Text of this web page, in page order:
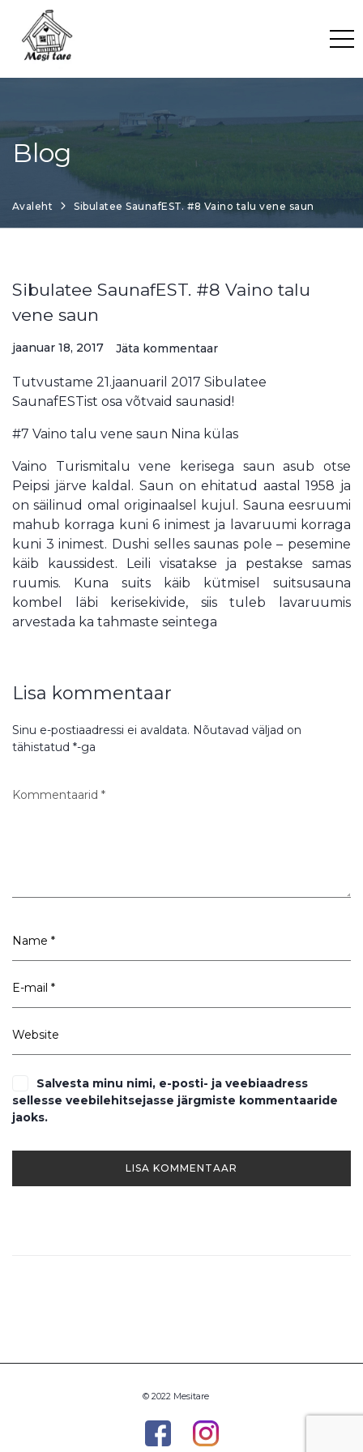
content
Blog
Avaleht Sibulatee SaunafEST. #8 Vaino talu vene saun
Sibulatee SaunafEST. #8 Vaino talu
vene saun
jaanuar 18, 2017 Jäta kommentaar
Tutvustame 21.jaanuaril 2017 Sibulatee
SaunafESTist osa võtvaid saunasid!
#7 Vaino talu vene saun Nina külas
Vaino Turismitalu vene kerisega saun asub otse
Peipsi järve kaldal. Saun on ehitatud aastal 1958 ja
on säilinud omal originaalsel kujul. Sauna eesruumi
mahub korraga kuni 6 inimest ja lavaruumi korraga
kuni 3 inimest. Dushi selles saunas pole – pesemine
käib kaussidest. Leili visatakse ja pestakse samas
ruumis. Kuna suits käib kütmisel suitsusauna
kombel läbi kerisekivide, siis tuleb lavaruumis
arvestada ka tahmaste seintega
Lisa kommentaar
Sinu e-postiaadressi ei avaldata. Nõutavad väljad on
tähistatud *-ga
Salvesta minu nimi, e-posti- ja veebiaadress
sellesse veebilehitsejasse järgmiste kommentaaride
jaoks.
© 2022 Mesitare